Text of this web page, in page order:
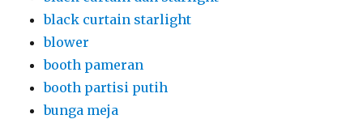
black curtain starlight
blower
booth pameran
booth partisi putih
bunga meja